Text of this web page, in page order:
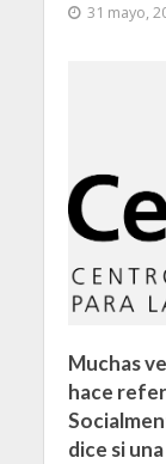
31 mayo,
Muchas
hace
dice si